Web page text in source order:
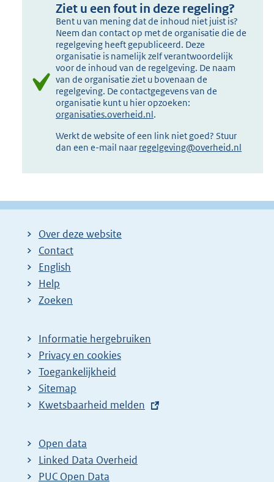
Ziet u een fout in deze regeling?
Bent u van mening dat de inhoud niet juist is?
Neem dan contact op met de organisatie die de
regelgeving heeft gepubliceerd. Deze
organisatie is namelijk zelf verantwoordelijk
voor de inhoud van de regelgeving. De naam
van de organisatie ziet u bovenaan de
regelgeving. De contactgegevens van de
organisatie kunt u hier opzoeken:
organisaties.overheid.nl.
Werkt de website of een link niet goed? Stuur
dan een e-mail naar regelgeving@overheid.nl
Over deze website
Contact
English
Help
Zoeken
Informatie hergebruiken
Privacy en cookies
Toegankelijkheid
Sitemap
E
t
e
r
Kwetsbaarheid melden
Open data
Linked Data Overheid
PUC Open Data